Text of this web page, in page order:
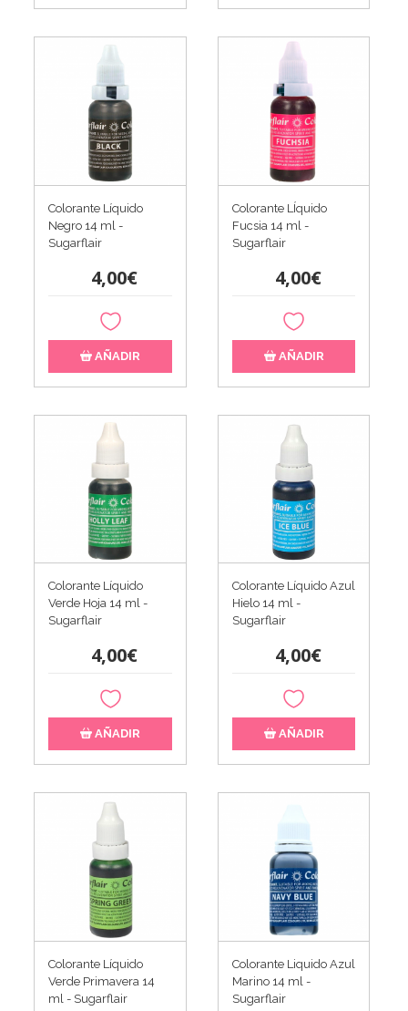
Colorante Líquido
Negro 14 ml -
Sugarflair
4,00€
AÑADIR
Colorante LÍquido
Fucsia 14 ml -
Sugarflair
4,00€
AÑADIR
Colorante Líquido
Verde Hoja 14 ml -
Sugarflair
4,00€
AÑADIR
Colorante Líquido Azul
Hielo 14 ml -
Sugarflair
4,00€
AÑADIR
Colorante Líquido
Verde Primavera 14
ml - Sugarflair
Colorante Liquido Azul
Marino 14 ml -
Sugarflair